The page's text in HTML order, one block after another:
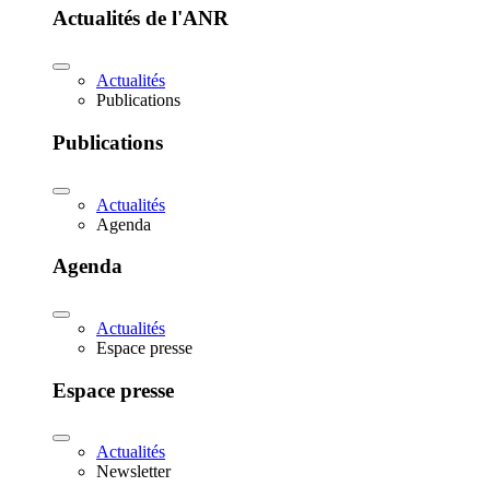
Actualités de l'ANR
Actualités
Publications
Publications
Actualités
Agenda
Agenda
Actualités
Espace presse
Espace presse
Actualités
Newsletter